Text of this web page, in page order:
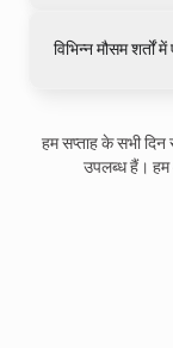
विभिन्न मौसम शर्तों
हम सप्ताह के सभी
उपलब्ध हैं। हम